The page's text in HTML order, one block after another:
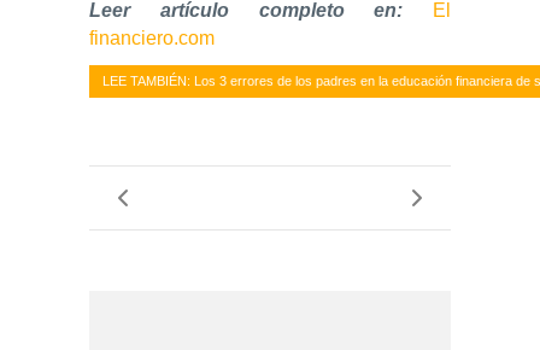
Leer artículo completo en:
El
financiero.com
LEE TAMBIÉN: Los 3 errores de los padres en la educación financiera de